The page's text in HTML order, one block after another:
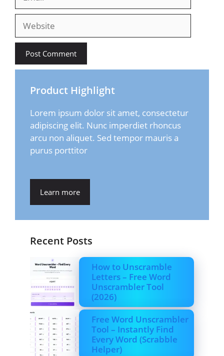
Website
Product Highlight
Lorem ipsum dolor sit amet, consectetur
adipiscing elit. Nunc imperdiet rhoncus
arcu non aliquet. Sed tempor mauris a
purus porttitor
Learn more
Recent Posts
How to Unscramble
Letters – Free Word
Unscrambler Tool
(2026)
Free Word Unscrambler
Tool – Instantly Find
Every Word (Scrabble
Helper)